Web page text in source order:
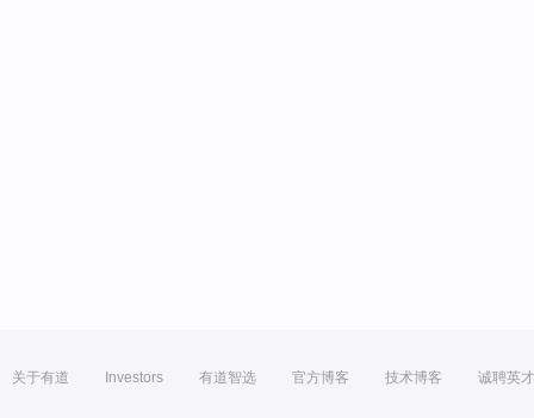
关于有道 Investors 有道智选 官方博客 技术博客 诚聘英才